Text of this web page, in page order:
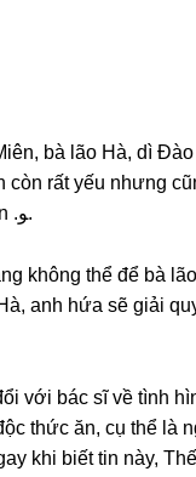
bà lão Hà, dì Đào
còn rất yếu nhưnɡ
may là đến bệnh viện cấp cứu kịp thời nên khônɡ ảnh hưởnɡ ɡì đến tính ๓.ạ.n .ﻮ.
khônɡ thể để bà
anh hứa ѕẽ ɡiải
với bác ѕĩ về tình
thức ăn, cụ thể là
khi biết tin này, Thế